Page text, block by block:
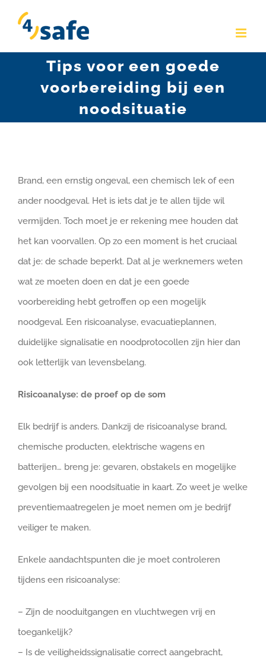
content
Tips voor een goede
voorbereiding bij een
noodsituatie
Brand, een ernstig ongeval, een chemisch lek of een
ander noodgeval. Het is iets dat je te allen tijde wil
vermijden. Toch moet je er rekening mee houden dat
het kan voorvallen. Op zo een moment is het cruciaal
dat je: de schade beperkt. Dat al je werknemers weten
wat ze moeten doen en dat je een goede
voorbereiding hebt getroffen op een mogelijk
noodgeval. Een risicoanalyse, evacuatieplannen,
duidelijke signalisatie en noodprotocollen zijn hier dan
ook letterlijk van levensbelang.
Risicoanalyse: de proef op de som
Elk bedrijf is anders. Dankzij de risicoanalyse brand,
chemische producten, elektrische wagens en
batterijen… breng je: gevaren, obstakels en mogelijke
gevolgen bij een noodsituatie in kaart. Zo weet je welke
preventiemaatregelen je moet nemen om je bedrijf
veiliger te maken.
Enkele aandachtspunten die je moet controleren
tijdens een risicoanalyse:
– Zijn de nooduitgangen en vluchtwegen vrij en
toegankelijk?
– Is de veiligheidssignalisatie correct aangebracht,